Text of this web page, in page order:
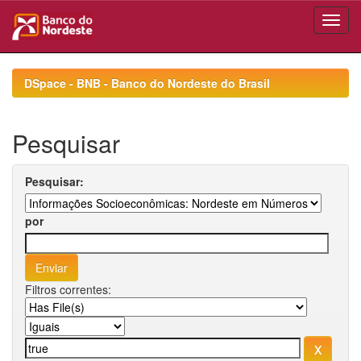
navigationDSpace - BNB - Banco do Nordeste do Brasil
Pesquisar
Pesquisar:
por
Filtros correntes: